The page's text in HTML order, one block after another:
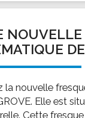
NOUVELLE
la nouvelle
Elle est
Cette